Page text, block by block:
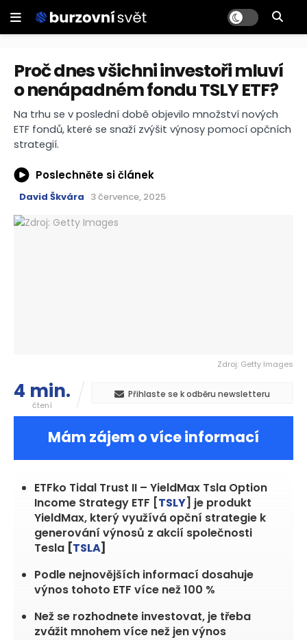
Proč dnes všichni investoři mluví
o nenápadném fondu TSLY ETF?
Na trhu se v poslední době objevilo množství nových
ETF fondů, které se snaží zvýšit výnosy pomocí opčních
strategií.
Poslechněte si článek
David Škvára 3 července, 2025
Zdroj: Getty Images
4 min.
čtení
Přihlaste se k odběru newsletteru
Mám zájem o více informací
ETFko Tidal Trust II – YieldMax Tsla Option
Income Strategy ETF [TSLY] je produkt
YieldMax, který využívá opční strategie k
generování výnosů z akcií společnosti
Tesla [TSLA]
Podle nejnovějších informací dosahuje
výnos tohoto ETF více než 100 %
Než se rozhodnete investovat, je třeba
zvážit mnohem více než jen výnos